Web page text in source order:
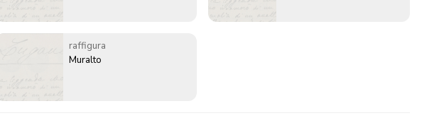
raffigura
Muralto